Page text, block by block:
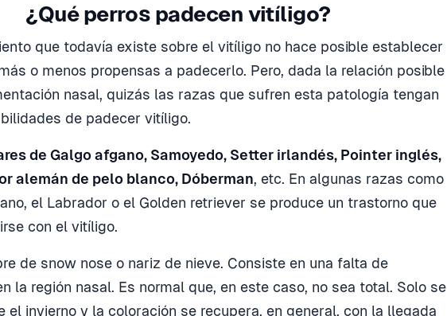
¿Qué perros padecen vitíligo?
que todavía existe sobre el vitíligo no hace posible establecer
o menos propensas a padecerlo. Pero, dada la relación posible
nasal, quizás las razas que sufren esta patología tengan
de padecer vitíligo.
de Galgo afgano, Samoyedo, Setter irlandés, Pointer inglés,
alemán de pelo blanco, Dóberman, etc. En algunas razas como
el Labrador o el Golden retriever se produce un trastorno que
con el vitíligo.
de snow nose o nariz de nieve. Consiste en una falta de
la región nasal. Es normal que, en este caso, no sea total. Solo se
el invierno y la coloración se recupera, en general, con la llegada